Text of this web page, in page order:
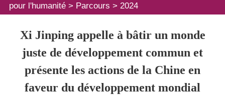
pour l'humanité> Parcours > 2024
Xi Jinping appelle à bâtir un monde
juste de développement commun et
présente les actions de la Chine en
faveur du développement mondial